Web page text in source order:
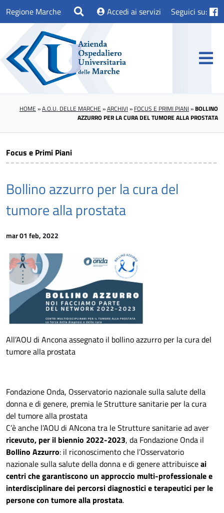
Regione Marche Accedi ai servizi Seguici su:
HOME »A.O.U. DELLE MARCHE »ARCHIVI » FOCUS E PRIMI PIANI »BOLLINO
AZZURRO PER LA CURA DEL TUMORE ALLA PROSTATA
Focus e Primi Piani
Bollino azzurro per la cura del
tumore alla prostata
mar 01 feb, 2022
All’AOU di Ancona assegnato il bollino azzurro per la cura del
tumore alla prostata
Fondazione Onda, Osservatorio nazionale sulla salute della
donna e di genere, premia le Strutture sanitarie per la cura
del tumore alla prostata
C’è anche l’AOU di ANcona tra le Strutture sanitarie ad aver
ricevuto, per il biennio 2022-2023, da Fondazione Onda il
Bollino Azzurro: il riconoscimento che l’Osservatorio
nazionale sulla salute della donna e di genere attribuisceai
centri che garantiscono un approccio multi-professionale e
interdisciplinare dei percorsi diagnostici e terapeutici per le
persone con tumore alla prostata.